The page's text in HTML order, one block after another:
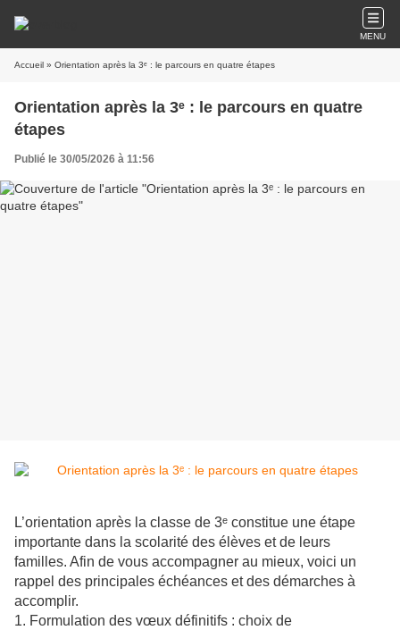
MENU
Accueil » Orientation après la 3ᵉ : le parcours en quatre étapes
Orientation après la 3ᵉ : le parcours en quatre
étapes
Publié le 30/05/2026 à 11:56
L’orientation après la classe de 3ᵉ constitue une étape
importante dans la scolarité des élèves et de leurs
familles. Afin de vous accompagner au mieux, voici un
rappel des principales échéances et des démarches à
accomplir.
1. Formulation des vœux définitifs : choix de